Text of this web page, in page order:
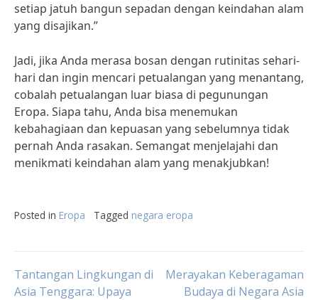
setiap jatuh bangun sepadan dengan keindahan alam
yang disajikan.”
Jadi, jika Anda merasa bosan dengan rutinitas sehari-
hari dan ingin mencari petualangan yang menantang,
cobalah petualangan luar biasa di pegunungan
Eropa. Siapa tahu, Anda bisa menemukan
kebahagiaan dan kepuasan yang sebelumnya tidak
pernah Anda rasakan. Semangat menjelajahi dan
menikmati keindahan alam yang menakjubkan!
Posted in Eropa Tagged negara eropa
Post
Tantangan Lingkungan di
Asia Tenggara: Upaya
Merayakan Keberagaman
Budaya di Negara Asia